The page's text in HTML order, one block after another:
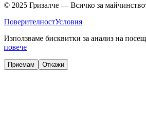
© 2025 Гризалче — Всичко за
ПоверителностУсловия
Използваме бисквитки за анализ на
повече
Приемам Откажи